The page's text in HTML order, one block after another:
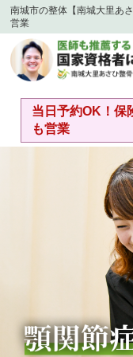
南城市の整体【南城大里あ
営業
当日予約OK！保
も営業